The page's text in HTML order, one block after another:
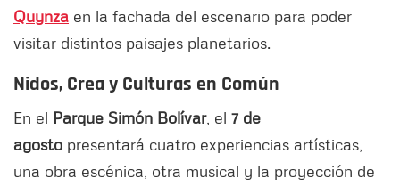
Quynza en la fachada del escenario para poder
visitar distintos paisajes planetarios.
Nidos, Creay Culturas en Común
En el Parque Simón Bolívar, el 7 de
agosto presentará cuatro experiencias artísticas,
una obra escénica, otra musical y la proyección de